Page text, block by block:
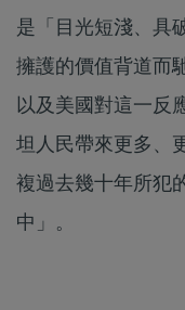
是「目光短淺、具
擁護的價值背道而
以及美國對這一反
坦人民帶來更多、
複過去幾十年所犯
中」。